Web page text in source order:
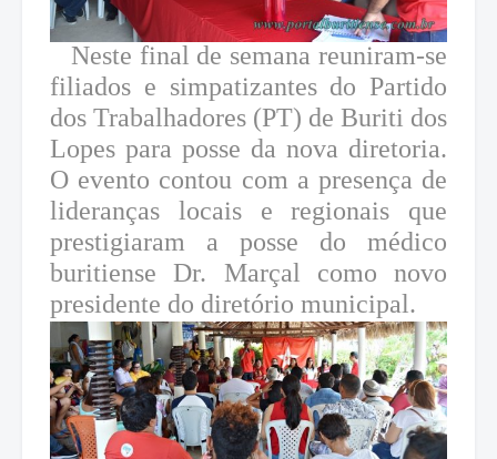
Neste final de semana reuniram-se
filiados e simpatizantes do Partido
dos Trabalhadores (PT) de Buriti dos
Lopes para posse da nova diretoria.
O evento contou com a presença de
lideranças locais e regionais que
prestigiaram a posse do médico
buritiense Dr. Marçal como novo
presidente do diretório municipal.